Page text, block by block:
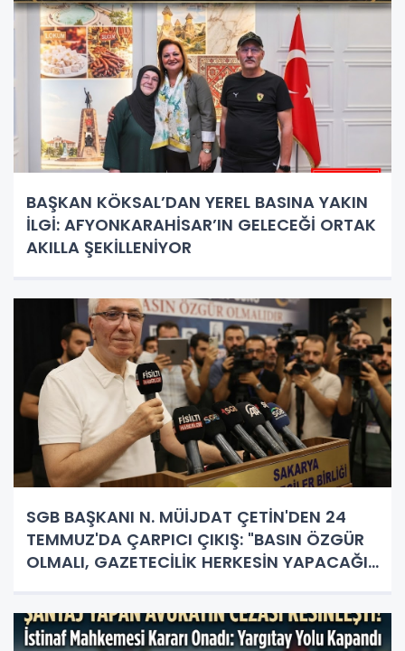
BAŞKAN KÖKSAL’DAN YEREL BASINA YAKIN
İLGİ: AFYONKARAHİSAR’IN GELECEĞİ ORTAK
AKILLA ŞEKİLLENİYOR
SGB BAŞKANI N. MÜİJDAT ÇETİN'DEN 24
TEMMUZ'DA ÇARPICI ÇIKIŞ: "BASIN ÖZGÜR
OLMALI, GAZETECİLİK HERKESİN YAPACAĞI